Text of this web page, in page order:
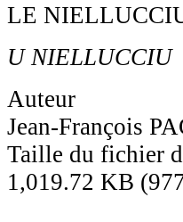
LE
U NIELLUCCIU
Auteur
Jean-François
Taille du fichier
1,019.72 KB